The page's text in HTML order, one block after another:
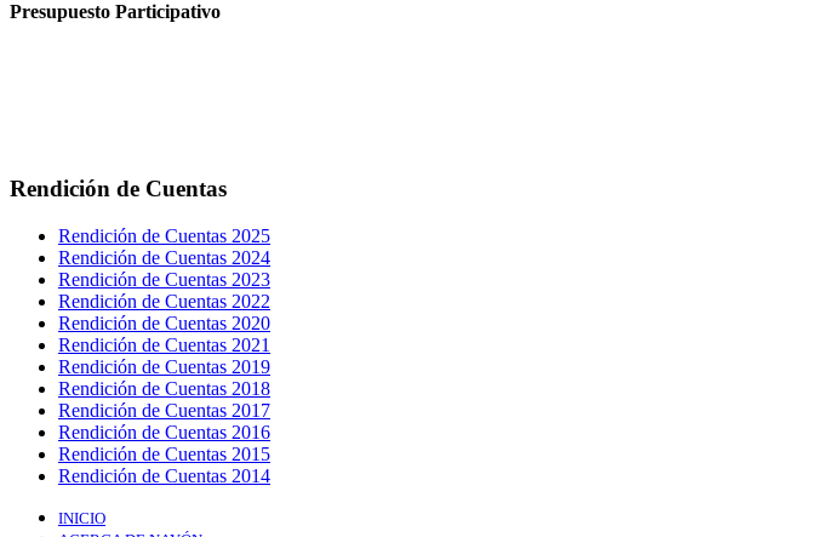
Presupuesto Participativo
Rendición de Cuentas
Rendición de Cuentas 2025
Rendición de Cuentas 2024
Rendición de Cuentas 2023
Rendición de Cuentas 2022
Rendición de Cuentas 2020
Rendición de Cuentas 2021
Rendición de Cuentas 2019
Rendición de Cuentas 2018
Rendición de Cuentas 2017
Rendición de Cuentas 2016
Rendición de Cuentas 2015
Rendición de Cuentas 2014
INICIO